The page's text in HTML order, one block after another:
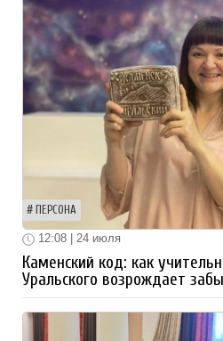
ПЕРСОНА
12:08 | 24 июля
Каменский код: как
Уральского возрождает